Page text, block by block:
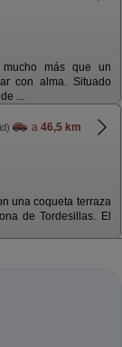
más que un
con alma. Situado
...
a 46,5 km
una coqueta terraza
de Tordesillas. El